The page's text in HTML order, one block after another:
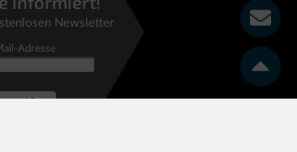
Newsletter
Adresse